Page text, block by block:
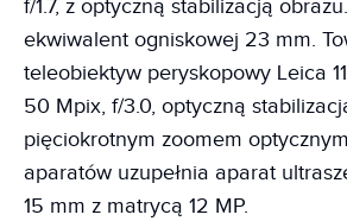
f/1.7, z optyczną stabilizacją
ekwiwalent ogniskowej 23 mm.
teleobiektyw peryskopowy Leica
50 Mpix, f/3.0, optyczną
pięciokrotnym zoomem
aparatów uzupełnia aparat
15 mm z matrycą 12 MP.